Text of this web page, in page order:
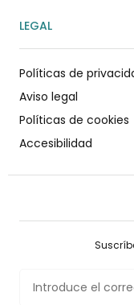
LEGAL
Políticas de
Aviso legal
Políticas de cookies
Accesibilidad